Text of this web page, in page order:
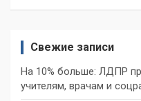
Свежие записи
На 10% больше: ЛДПР
учителям, врачам и